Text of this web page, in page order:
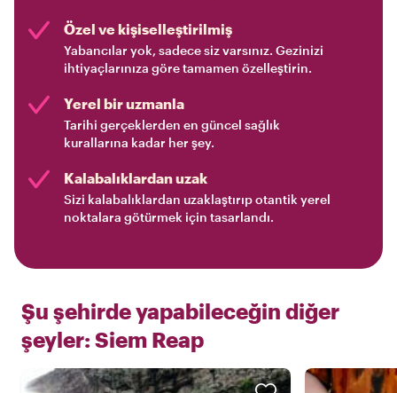
Özel ve kişiselleştirilmiş
Yabancılar yok, sadece siz varsınız. Gezinizi
ihtiyaçlarınıza göre tamamen özelleştirin.
Yerel bir uzmanla
Tarihi gerçeklerden en güncel sağlık
kurallarına kadar her şey.
Kalabalıklardan uzak
Sizi kalabalıklardan uzaklaştırıp otantik yerel
noktalara götürmek için tasarlandı.
Şu şehirde yapabileceğin diğer
şeyler: Siem Reap